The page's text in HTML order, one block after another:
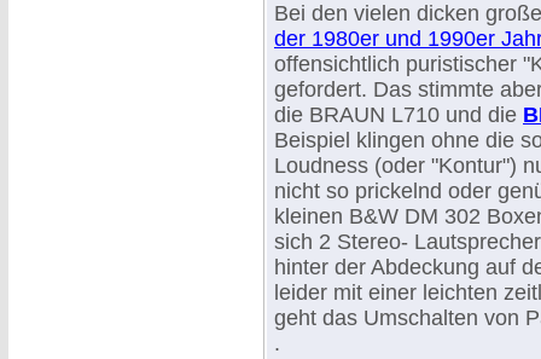
Bei den vielen dicken
der 1980er und 1990er
offensichtlich puristischer
gefordert. Das stimmte
die BRAUN L710 und die
Beispiel klingen ohne die
Loudness (oder "Kontur")
nicht so prickelnd oder
kleinen B&W DM 302
sich 2 Stereo-
hinter der Abdeckung auf
leider mit einer leichten
geht das Umschalten von
.